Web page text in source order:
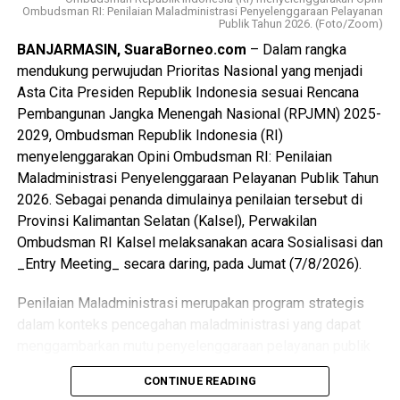
Selain itu menurut M. Syarifuddin, Visitasi Kepemimpinan
dengan cepat kendala yang dihadapi, bukan hanya
keberhasilannya saja.
Sementara itu, Sekdaprov Jawa Timur, Adhy Karyono
menyambut baik visitasi yang dilakukan oleh peserta PKN
Angkatan XVIII asal Kalimantan Selatan ini.
“Kami terimakasih, Jawa Timur sudah menjadi lokasi
visitasi. Kami akan siapkan agar bisa dipelajari masing-
masing lokus yang dituju para peserta. Selain itu, kami juga
memberikan kesempatan kepada peserta untuk bisa
persoalan yang ada di Kalsel,” ucap Adhy.
yang sudah ditetapkan untuk masing-masing kelompok.
Ada yang ke Dinas Pertanian dan Ketahanan Pangan, Badan
Ombudsman RI: Penilaian Maladministrasi Penyelenggaraan Pelayanan
Publik Tahun 2026. (Foto/Zoom)
BANJARMASIN, SuaraBorneo.com – Dalam rangka
mendukung perwujudan Prioritas Nasional yang menjadi
Asta Cita Presiden Republik Indonesia sesuai Rencana
Pembangunan Jangka Menengah Nasional (RPJMN) 2025-
2029, Ombudsman Republik Indonesia (RI)
menyelenggarakan Opini Ombudsman RI: Penilaian
Maladministrasi Penyelenggaraan Pelayanan Publik Tahun
2026. Sebagai penanda dimulainya penilaian tersebut di
Provinsi Kalimantan Selatan (Kalsel), Perwakilan
Ombudsman RI Kalsel melaksanakan acara Sosialisasi dan
_Entry Meeting_ secara daring, pada Jumat (7/8/2026).
Penilaian Maladministrasi merupakan program strategis
dalam konteks pencegahan maladministrasi yang dapat
dan merekam tingkat kepercayaan masyarakat terhadap
penyelenggara. Adapun yang menjadi aspek penilaian
CONTINUE READING